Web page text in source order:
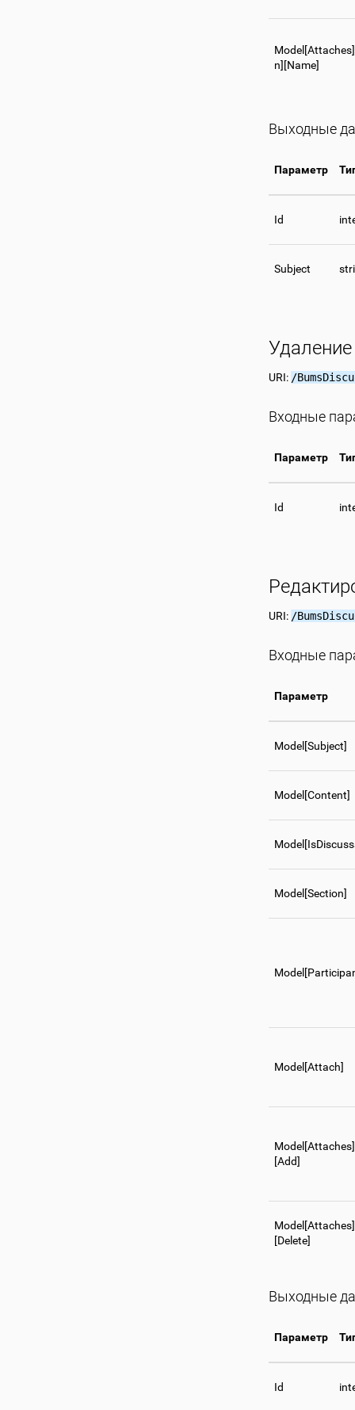
n][Name]
Выходные
Параметр
Id
Subject
URI: /
Входные
Параметр
Id
URI: /
Входные
Параметр
Model[Subject]
Model[Content]
Model[Section]
Model[Attach]
Model[Attaches]
[Add]
Model[Attaches]
[Delete]
Выходные
Параметр
Id